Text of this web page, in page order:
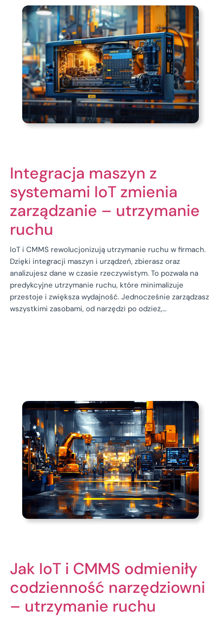
Integracja maszyn z
systemami IoT zmienia
zarządzanie – utrzymanie
ruchu
IoT i CMMS rewolucjonizują utrzymanie ruchu w firmach.
Dzięki integracji maszyn i urządzeń, zbierasz oraz
analizujesz dane w czasie rzeczywistym. To pozwala na
predykcyjne utrzymanie ruchu, które minimalizuje
przestoje i zwiększa wydajność. Jednocześnie zarządzasz
wszystkimi zasobami, od narzędzi po odzież,…
Jak IoT i CMMS odmieniły
codzienność narzędziowni
– utrzymanie ruchu